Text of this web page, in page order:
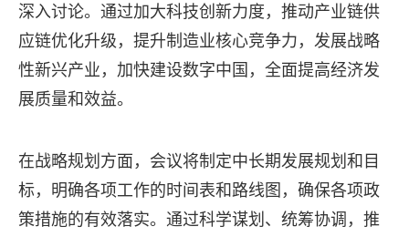
深入讨论。通过加大科技创新力度，推动产业链供
应链优化升级，提升制造业核心竞争力，发展战略
性新兴产业，加快建设数字中国，全面提高经济发
展质量和效益。
在战略规划方面，会议将制定中长期发展规划和目
标，明确各项工作的时间表和路线图，确保各项政
策措施的有效落实。通过科学谋划、统筹协调，推